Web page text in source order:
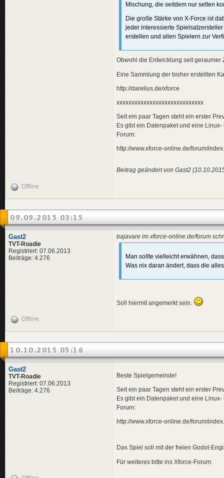
Mischung, die seitdem nur selten
Die große Stärke von X-Force ist
jeder interessierte
erstellen und allen Spielern zur
Obwohl die Entwicklung seit geraumer
Eine Sammlung der bisher erstellten
http://darelius.de/xforce
xxxxxxxxxxxxxxxxxxxxxxxxxxxxx
Seit ein paar Tagen steht ein erster
Es gibt ein Datenpaket und eine
Forum:
http://www.xforce-online.de/forum/
Beitrag geändert von Gast2
Offline
09.09.2015 03:15
Gast2
TVT-Roadie
Registriert: 07.06.2013
Beiträge: 4.276
bajavare im xforce-online.de/forum
Man sollte vielleicht erwähnen,
Was nix daran ändert, dass die
Soll hiermit angemerkt sein.
Offline
10.10.2015 05:16
Gast2
TVT-Roadie
Registriert: 07.06.2013
Beiträge: 4.276
Beste Spielgemeinde!
Seit ein paar Tagen steht ein erster
Es gibt ein Datenpaket und eine
Forum:
http://www.xforce-online.de/forum/
Das Spiel soll mit der freien Godot-
Für weiteres bitte ins Xforce-Forum.